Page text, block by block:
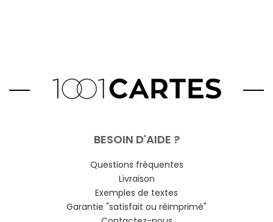
BESOIN D'AIDE ?
Questions fréquentes
Livraison
Exemples de textes
Garantie "satisfait ou réimprimé"